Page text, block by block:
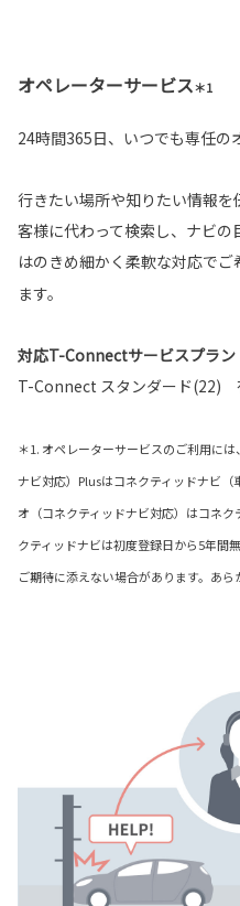
オペレーターサービス＊1
24時間365日、いつでも専任の
行きたい場所や知りたい情報
客様に代わって検索し、ナビ
はのきめ細かく柔軟な対応で
ます。
対応T-Connectサービスプラン
T-Connect スタンダード(22)
＊1. オペレーターサービスのご利用に
ナビ対応）Plusはコネクティッドナビ（
オ（コネクティッドナビ対応）はコネ
クティッドナビは初度登録日から5年
ご期待に添えない場合があります。あら